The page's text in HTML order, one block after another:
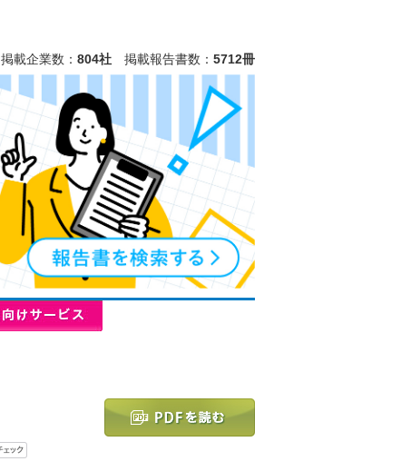
掲載企業数： 804社 掲載報告書数： 5712冊